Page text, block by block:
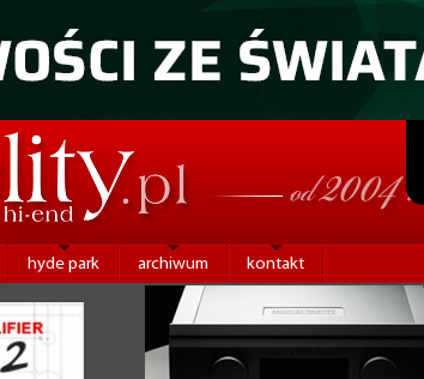
hyde park archiwum kontakt